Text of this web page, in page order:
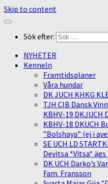
Skip to content
Sök efter:
NYHETER
Kenneln
Framtidsplaner
Våra hundar
DK JUCH KHKG
TJH CIB Dansk
KBHV-19 DKJUCH
KBHV-18 DKUCH
”Bolshaya” (ej i
SE UCH LD
Devitsa *Vitsa*
DK UCH Darko’s
Fam. Fransson